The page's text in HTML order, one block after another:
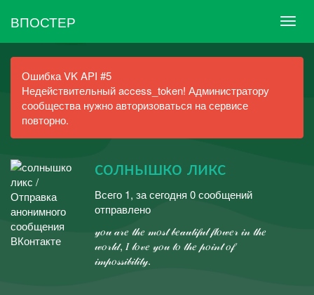
ВПОСТЕР
Ошибка VK API #5
Недействительный access_token! Администратору
сообщества нужно авторизоваться на сервисе
повторно.
солнышко ликс
Всего 1, за сегодня 0 сообщений
отправлено
𝓎𝑜𝓊 𝒶𝓇𝑒 𝓉𝒽𝑒 𝓂𝑜𝓈𝓉 𝒷𝑒𝒶𝓊𝓉𝒾𝒻𝓊𝓁 𝒻𝓁𝑜𝓌𝑒𝓇 𝒾𝓃 𝓉𝒽𝑒
𝓌𝑜𝓇𝓁𝒹, 𝐼 𝓁𝑜𝓋𝑒 𝓎𝑜𝓊 𝓉𝑜 𝓉𝒽𝑒 𝓅𝑜𝒾𝓃𝓉 𝑜𝒻
𝒾𝓂𝓅𝑜𝓈𝓈𝒾𝒷𝒾𝓁𝒾𝓉𝓎.